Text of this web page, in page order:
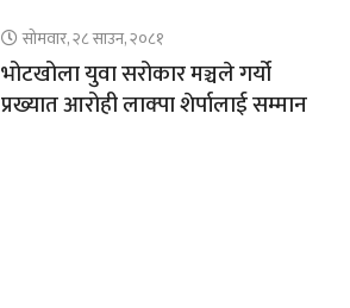
सोमवार, २८ साउन, २०८१
भोटखोला युवा सरोकार मञ्चले गर्यो
प्रख्यात आरोही लाक्पा शेर्पालाई सम्मान